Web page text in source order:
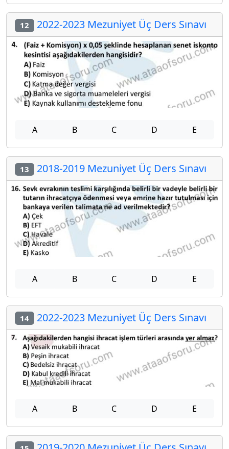
12 2022-2023 Mezuniyet Üç Ders Sınavı
A B C D E
13 2018-2019 Mezuniyet Üç Ders Sınavı
A B C D E
14 2022-2023 Mezuniyet Üç Ders Sınavı
A B C D E